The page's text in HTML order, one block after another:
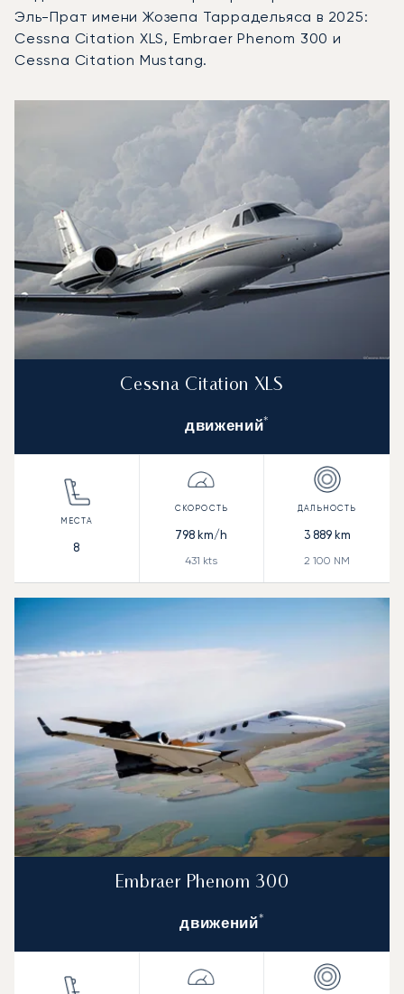
Эль-Прат имени Жозепа Таррадельяса в 2025:
Cessna Citation XLS, Embraer Phenom 300 и
Cessna Citation Mustang.
Модель воздушного судна
Скорость (км/ч)
Cessna Citation XLS
движений*
8
798 km/h
431 kts
3 889km
2 100 NM
Embraer Phenom 300
движений*